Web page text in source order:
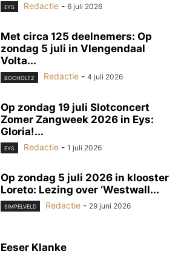
EYS Redactie - 6 juli 2026
Met circa 125 deelnemers: Op
zondag 5 juli in Vlengendaal
Volta...
BOCHOLTZ Redactie - 4 juli 2026
Op zondag 19 juli Slotconcert
Zomer Zangweek 2026 in Eys:
Gloria!...
EYS Redactie - 1 juli 2026
Op zondag 5 juli 2026 in klooster
Loreto: Lezing over ‘Westwall...
SIMPELVELD Redactie - 29 juni 2026
Eeser Klanke